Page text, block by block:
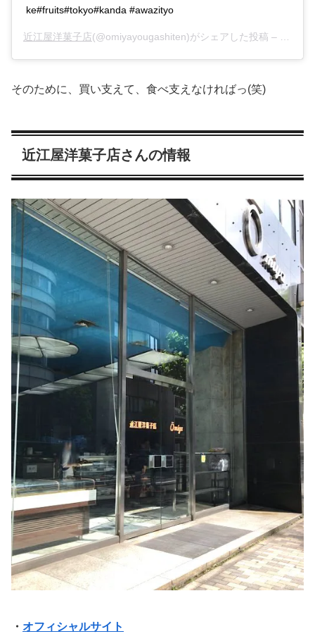
ke#fruits#tokyo#kanda #awazityo
近江屋洋菓子店(@omiyayougashiten)がシェアした投稿 –
そのために、買い支えて、食べ支えなければっ(笑)
近江屋洋菓子店さんの情報
・ オフィシャルサイト